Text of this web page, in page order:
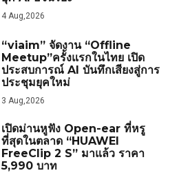
4 Aug,2026
“viaim” จัดงาน “Offline
Meetup”ครั้งแรกในไทย เปิด
ประสบการณ์ AI บันทึกเสียงสู่การ
ประชุมยุคใหม่
3 Aug,2026
เปิดม่านหูฟัง Open-ear ที่หรู
ที่สุดในตลาด “HUAWEI
FreeClip 2 S” มาแล้ว ราคา
5,990 บาท